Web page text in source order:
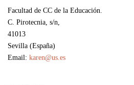
Facultad de CC de la Educación.
C. Pirotecnia, s/n,
41013
Sevilla (España)
Email: karen@us.es